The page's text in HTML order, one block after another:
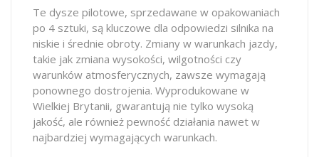
Te dysze pilotowe, sprzedawane w opakowaniach
po 4 sztuki, są kluczowe dla odpowiedzi silnika na
niskie i średnie obroty. Zmiany w warunkach jazdy,
takie jak zmiana wysokości, wilgotności czy
warunków atmosferycznych, zawsze wymagają
ponownego dostrojenia. Wyprodukowane w
Wielkiej Brytanii, gwarantują nie tylko wysoką
jakość, ale również pewność działania nawet w
najbardziej wymagających warunkach.